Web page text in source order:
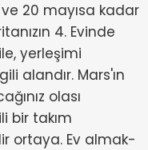
20 mayısa kadar
4. Evinde
yerleşimi
alandır. Mars'ın
olası
bir takım
ortaya. Ev almak-